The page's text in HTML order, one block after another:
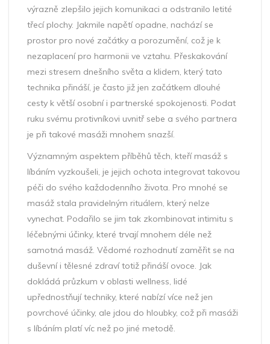
výrazně zlepšilo jejich komunikaci a odstranilo letité
třecí plochy. Jakmile napětí opadne, nachází se
prostor pro nové začátky a porozumění, což je k
nezaplacení pro harmonii ve vztahu. Přeskakování
mezi stresem dnešního světa a klidem, který tato
technika přináší, je často již jen začátkem dlouhé
cesty k větší osobní i partnerské spokojenosti. Podat
ruku svému protivníkovi uvnitř sebe a svého partnera
je při takové masáži mnohem snazší.
Významným aspektem příběhů těch, kteří masáž s
líbáním vyzkoušeli, je jejich ochota integrovat takovou
péči do svého každodenního života. Pro mnohé se
masáž stala pravidelným rituálem, který nelze
vynechat. Podařilo se jim tak zkombinovat intimitu s
léčebnými účinky, které trvají mnohem déle než
samotná masáž. Vědomé rozhodnutí zaměřit se na
duševní i tělesné zdraví totiž přináší ovoce. Jak
dokládá průzkum v oblasti wellness, lidé
upřednostňují techniky, které nabízí více než jen
povrchové účinky, ale jdou do hloubky, což při masáži
s líbáním platí víc než po jiné metodě.